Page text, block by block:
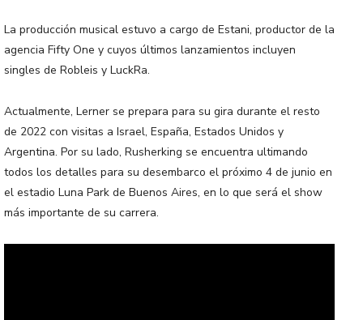
La producción musical estuvo a cargo de Estani, productor de la
agencia Fifty One y cuyos últimos lanzamientos incluyen
singles de Robleis y LuckRa.
Actualmente, Lerner se prepara para su gira durante el resto
de 2022 con visitas a Israel, España, Estados Unidos y
Argentina. Por su lado, Rusherking se encuentra ultimando
todos los detalles para su desembarco el próximo 4 de junio en
el estadio Luna Park de Buenos Aires, en lo que será el show
más importante de su carrera.